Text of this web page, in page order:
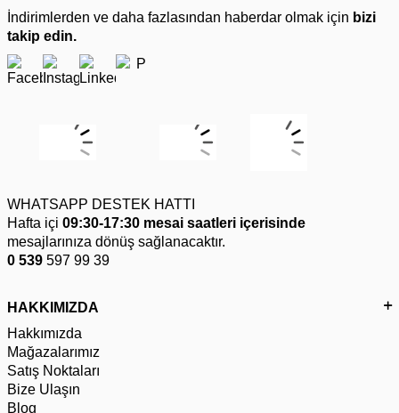
İndirimlerden ve daha fazlasından haberdar olmak için bizi
takip edin.
WHATSAPP DESTEK HATTI
Hafta içi 09:30-17:30 mesai saatleri içerisinde
mesajlarınıza dönüş sağlanacaktır.
0 539 597 99 39
HAKKIMIZDA
Hakkımızda
Mağazalarımız
Satış Noktaları
Bize Ulaşın
Blog